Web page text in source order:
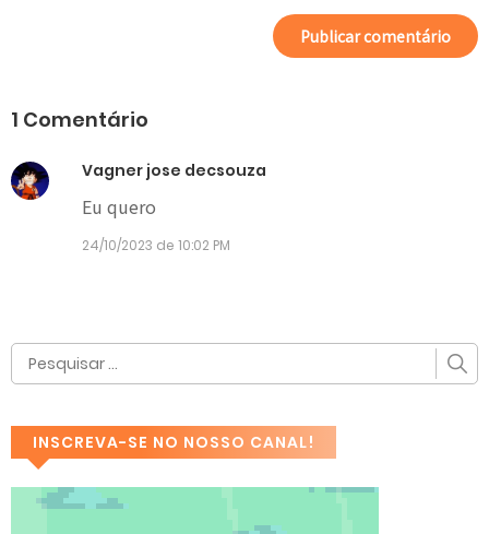
1 Comentário
Vagner jose decsouza
Eu quero
24/10/2023 de 10:02 PM
INSCREVA-SE NO NOSSO CANAL!